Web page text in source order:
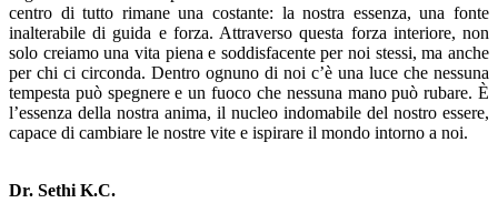
centro di tutto rimane una costante: la nostra essenza, una fonte
inalterabile di guida e forza. Attraverso questa forza interiore, non
solo creiamo una vita piena e soddisfacente per noi stessi, ma anche
per chi ci circonda. Dentro ognuno di noi c’è una luce che nessuna
tempesta può spegnere e un fuoco che nessuna mano può rubare. È
l’essenza della nostra anima, il nucleo indomabile del nostro essere,
capace di cambiare le nostre vite e ispirare il mondo intorno a noi.
Dr. Sethi K.C.